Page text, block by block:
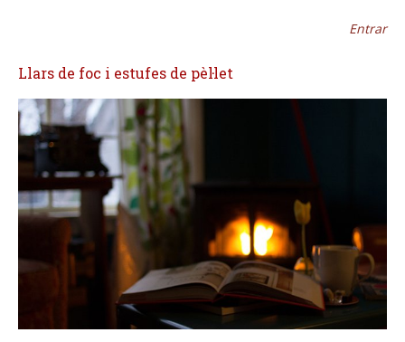
Entrar
Llars de foc i estufes de pèl·let